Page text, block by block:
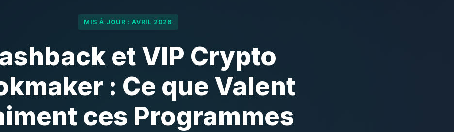
MIS À JOUR : AVRIL 2026
et VIP Crypto
: Ce que Valent
ces Programmes